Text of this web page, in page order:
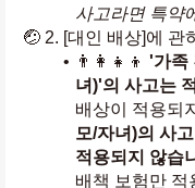
사고라면 특약
🤕 2. [대인 배상]에 관
👨‍👩‍👧‍👦 '가족
녀)'의 사고는
배상이 적용되
모/자녀)의 사
적용되지 않습
배책 보험만 적